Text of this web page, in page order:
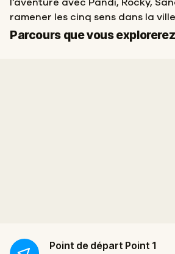
l’aventure avec Pandi, Rocky,
ramener les cinq sens dans la
Parcours que vous explorerez
Départ
Arrivée
Point de départ Point 1